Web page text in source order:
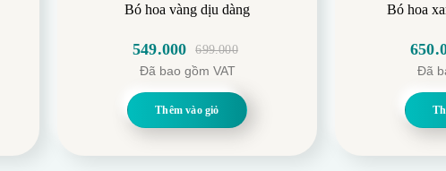
Bó hoa vàng dịu dàng
699.000
là:
699.000.
549.000
tại
là:
Đã bao gồm VAT
Thêm vào giỏ
Bó hoa
là:
tại
là:
Đã